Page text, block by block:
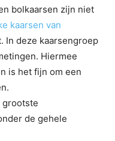
bolkaarsen zijn niet
kaarsen van
In deze kaarsengroep
Hiermee
is het fijn om een
grootste
de gehele